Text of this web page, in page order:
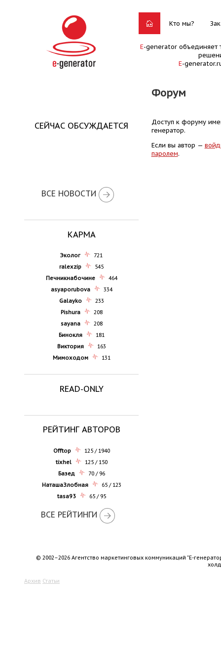
Кто мы?
E-generator объединяет
E-
Форум
СЕЙЧАС ОБСУЖДАЕТСЯ
ВСЕ НОВОСТИ
КАРМА
Эколог
721
ralexzip
545
Печникнабочине
464
asyaporubova
334
Galayko
233
Pishura
208
sayana
208
Бинокля
181
Виктория
163
Мимоходом
131
READ-ONLY
РЕЙТИНГ АВТОРОВ
Offtop
125 / 1940
tixhel
125 / 150
Базед
70 / 96
НаташаЗлобная
65 / 123
tasa93
65 / 95
ВСЕ РЕЙТИНГИ
Доступ к форуму
генератор.
Если вы автор —
паролем.
© 2002–2026 Агентство маркетинговых коммуникаций "Е-
Архив Статьи